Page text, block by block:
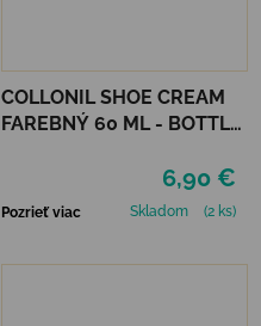
COLLONIL SHOE CREAM
FAREBNÝ 60 ML - BOTTLE
6,90 €
Pozrieť viac Skladom (2 ks)